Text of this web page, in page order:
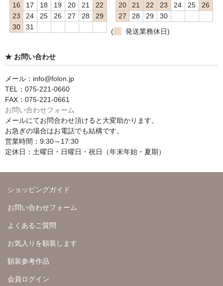
16
17 18 19 20 21
22
23
24 25 26 27 28
29
30
31
20
21 22 23 24 25
26
27
28 29
30
(
発送業務休日)
★ お問い合わせ
メール：info@folon.jp
TEL：075-221-0660
FAX：075-221-0661
お問い合わせフォーム
メールにてお問合わせ頂けると大変助かります。
お急ぎの場合はお電話でも結構です。
営業時間：9:30～17:30
定休日：土曜日・日曜日・祝日（年末年始・夏期）
ショッピングガイド
お問い合わせフォーム
よくあるご質問
お気入りを額装します
額装参考作品
会員ログイン